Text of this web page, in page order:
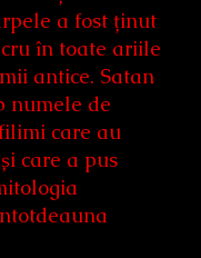
a fost ținut
în toate ariile
antice. Satan
numele de
care au
care a pus